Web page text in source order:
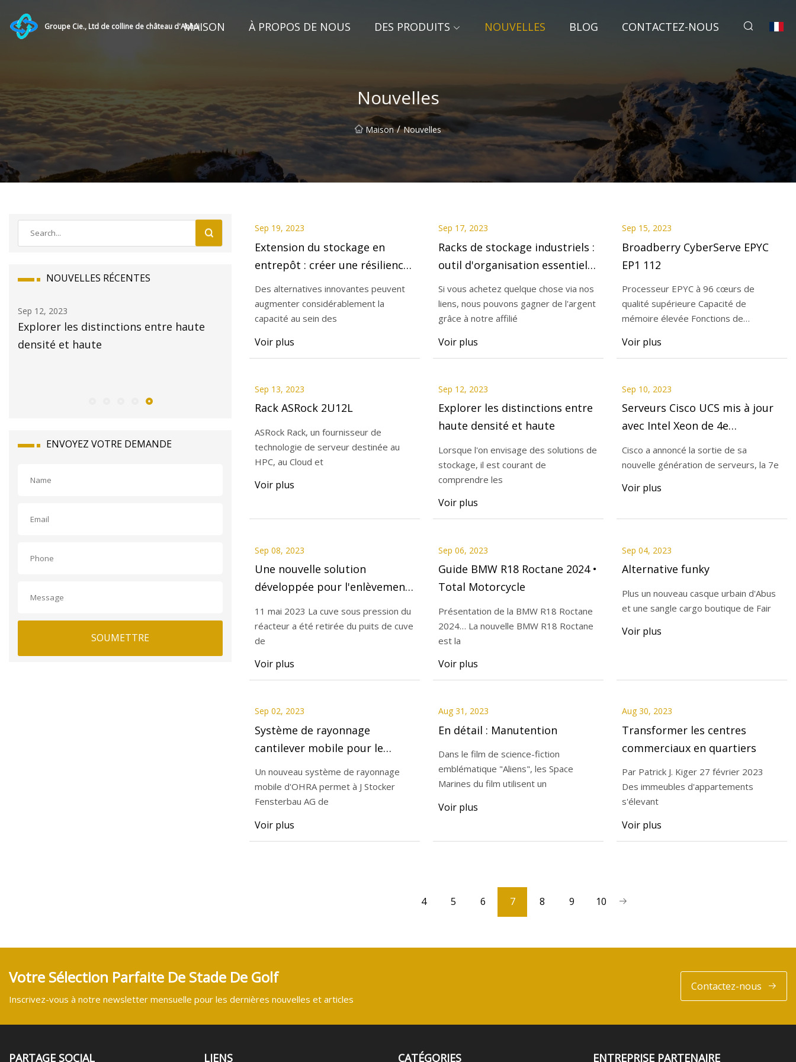
Groupe Cie., Ltd de colline de château d'AnhuiMAISON À PROPOS DE NOUS DES PRODUITS NOUVELLES BLOG CONTACTEZ-NOUS
Nouvelles
Maison / Nouvelles
NOUVELLES RÉCENTES
Sep 12, 2023
Explorer les distinctions entre haute
densité et haute
Sep 19, 2023
Extension du stockage en entrepôt :
créer une résilience aux chocs
d'approvisionnement avec des options
ENVOYEZ VOTRE DEMANDE
SOUMETTRE
Sep 19, 2023
Extension du stockage en
entrepôt : créer une résilience
aux chocs
d'approvisionnement avec des
options rentables
Des alternatives innovantes peuvent
augmenter considérablement la
capacité au sein des
Voir plus
Sep 17, 2023
Racks de stockage industriels :
outil d'organisation essentiel
pour une efficacité maximale
Si vous achetez quelque chose via nos
liens, nous pouvons gagner de l'argent
grâce à notre affilié
Voir plus
Sep 15, 2023
Broadberry CyberServe EPYC
EP1 112
Processeur EPYC à 96 cœurs de
qualité supérieure Capacité de
mémoire élevée Fonctions de
Voir plus
Sep 13, 2023
Rack ASRock 2U12L
ASRock Rack, un fournisseur de
technologie de serveur destinée au
HPC, au Cloud et
Voir plus
Sep 12, 2023
Explorer les distinctions entre
haute densité et haute
Lorsque l'on envisage des solutions de
stockage, il est courant de
comprendre les
Voir plus
Sep 10, 2023
Serveurs Cisco UCS mis à jour
avec Intel Xeon de 4e
Cisco a annoncé la sortie de sa
nouvelle génération de serveurs, la 7e
Voir plus
Sep 08, 2023
Une nouvelle solution
développée pour l'enlèvement
Unterweser : Déchets &
Recyclage
11 mai 2023 La cuve sous pression du
réacteur a été retirée du puits de cuve
de
Voir plus
Sep 06, 2023
Guide BMW R18 Roctane 2024 •
Total Motorcycle
Présentation de la BMW R18 Roctane
2024… La nouvelle BMW R18 Roctane
est la
Voir plus
Sep 04, 2023
Alternative funky
Plus un nouveau casque urbain d'Abus
et une sangle cargo boutique de Fair
Voir plus
Sep 02, 2023
Système de rayonnage
cantilever mobile pour le
stockage du bois
Un nouveau système de rayonnage
mobile d'OHRA permet à J Stocker
Fensterbau AG de
Voir plus
Aug 31, 2023
En détail : Manutention
Dans le film de science-fiction
emblématique "Aliens", les Space
Marines du film utilisent un
Voir plus
Aug 30, 2023
Transformer les centres
commerciaux en quartiers
Par Patrick J. Kiger 27 février 2023
Des immeubles d'appartements
s'élevant
Voir plus
4 5 6 7 8 9 10
Votre Sélection Parfaite De Stade De Golf
Inscrivez-vous à notre newsletter mensuelle pour les dernières nouvelles et articles
Contactez-nous
PARTAGE SOCIAL LIENS CATÉGORIES ENTREPRISE PARTENAIRE